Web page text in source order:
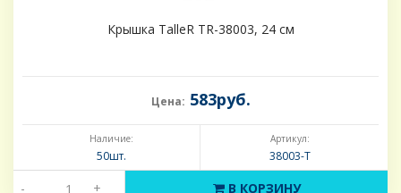
Крышка TalleR TR-38003, 24 см
Цена: 583руб.
Наличие:
50шт.
Артикул:
38003-Т
- + В КОРЗИНУ